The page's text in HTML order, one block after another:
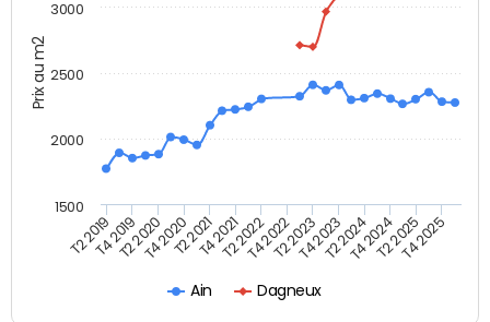
Prix au m2
Ain Dagneux
T2 2019T4 2019T2 2020T4 2020T2 2021T4 2021T2 2022T4 2022T2 2023T4 2023T2 2024T4 2024T2 2025T4 2025
1500
2000
2500
3000